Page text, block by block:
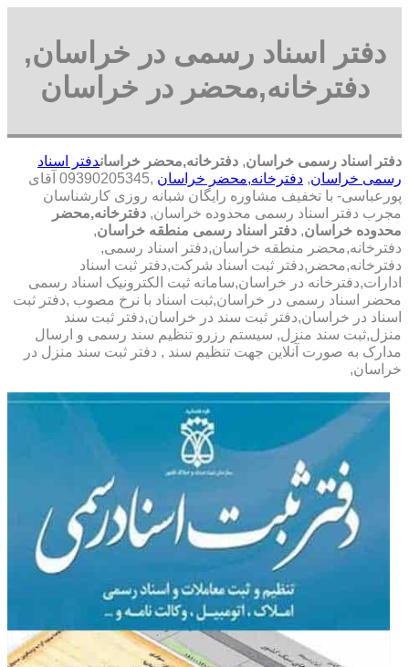
دفتر اسناد رسمی در خراسان,
دفترخانه,محضر در خراسان
دفتر اسناد رسمی خراسان, دفترخانه,محضر خراساندفتر اسناد
رسمی خراسان, دفترخانه,محضر خراسان
,09390205345 آقای
پورعباسی- با تخفیف مشاوره رايگان شبانه روزی کارشناسان
مجرب دفتر اسناد رسمی محدوده خراسان, دفترخانه,محضر
محدوده خراسان, دفتر اسناد رسمی منطقه خراسان,
دفترخانه,محضر منطقه خراسان,دفتر اسناد رسمی,
دفترخانه,محضر,دفتر ثبت اسناد شرکت,دفتر ثبت اسناد
ادارات,دفترخانه در خراسان,سامانه ثبت الکترونیک اسناد رسمی
محضر اسناد رسمی در خراسان,ثبت اسناد با نرخ مصوب ,دفتر ثبت
اسناد در خراسان,دفتر ثبت سند در خراسان,دفتر ثبت سند
منزل,ثبت سند منزل, سیستم رزرو تنظیم سند رسمی و ارسال
مدارک به صورت آنلاین جهت تنظیم سند , دفتر ثبت سند منزل در
خراسان,